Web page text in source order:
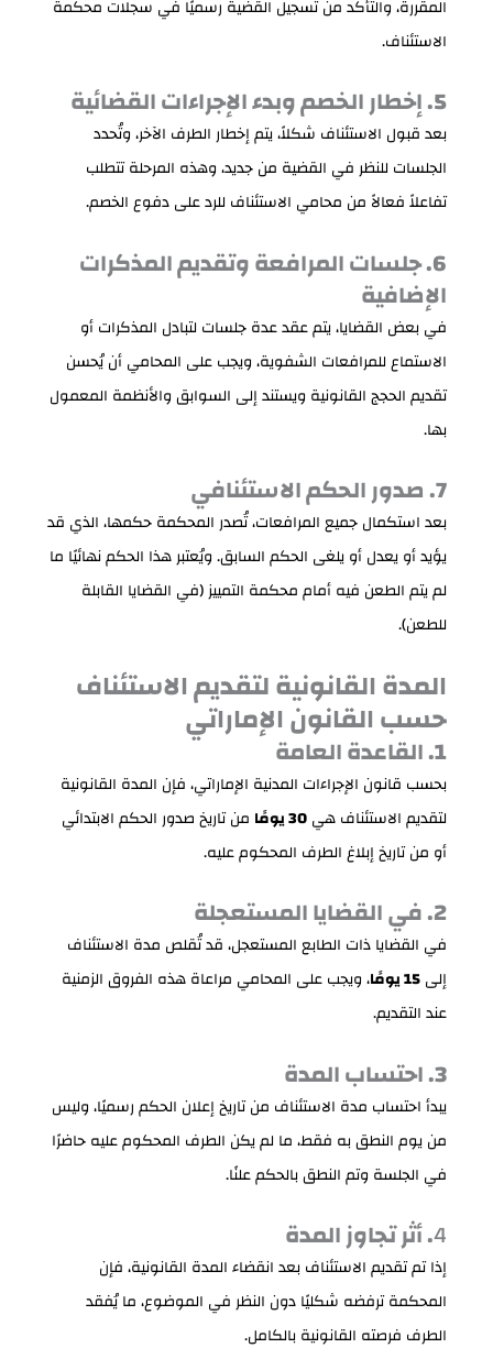
المقررة، والتأكد من تسجيل القضية رسميًا في سجلات محكمة
الاستئناف.
5. إخطار الخصم وبدء الإجراءات القضائية
بعد قبول الاستئناف شكلاً، يتم إخطار الطرف الآخر، وتُحدد
الجلسات للنظر في القضية من جديد، وهذه المرحلة تتطلب
تفاعلاً فعالاً من محامي الاستئناف للرد على دفوع الخصم.
6. جلسات المرافعة وتقديم المذكرات
الإضافية
في بعض القضايا، يتم عقد عدة جلسات لتبادل المذكرات أو
الاستماع للمرافعات الشفوية، ويجب على المحامي أن يُحسن
تقديم الحجج القانونية ويستند إلى السوابق والأنظمة المعمول
بها.
7. صدور الحكم الاستئنافي
بعد استكمال جميع المرافعات، تُصدر المحكمة حكمها، الذي قد
يؤيد أو يعدل أو يلغى الحكم السابق. ويُعتبر هذا الحكم نهائيًا ما
لم يتم الطعن فيه أمام محكمة التمييز (في القضايا القابلة
للطعن).
المدة القانونية لتقديم الاستئناف
حسب القانون الإماراتي
1. القاعدة العامة
بحسب قانون الإجراءات المدنية الإماراتي، فإن المدة القانونية
لتقديم الاستئناف هي30 يومًا
من تاريخ صدور الحكم الابتدائي
أو من تاريخ إبلاغ الطرف المحكوم عليه.
2. في القضايا المستعجلة
في القضايا ذات الطابع المستعجل، قد تُقلص مدة الاستئناف
إلى15 يومًا
، ويجب على المحامي مراعاة هذه الفروق الزمنية
عند التقديم.
3. احتساب المدة
يبدأ احتساب مدة الاستئناف من تاريخ إعلان الحكم رسميًا، وليس
من يوم النطق به فقط، ما لم يكن الطرف المحكوم عليه حاضرًا
في الجلسة وتم النطق بالحكم علنًا.
4. أثر تجاوز المدة
إذا تم تقديم الاستئناف بعد انقضاء المدة القانونية، فإن
المحكمة ترفضه شكليًا دون النظر في الموضوع، ما يُفقد
الطرف فرصته القانونية بالكامل.